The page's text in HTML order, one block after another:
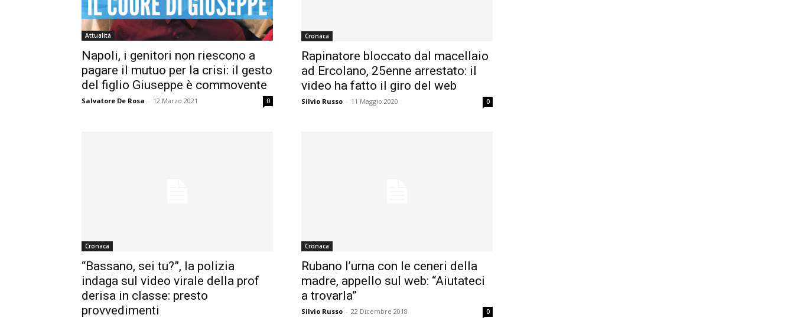
Attualità
Napoli, i genitori non riescono a
pagare il mutuo per la crisi: il gesto
del figlio Giuseppe è commovente
Salvatore De Rosa - 12 Marzo 2021 0
Cronaca
Rapinatore bloccato dal macellaio
ad Ercolano, 25enne arrestato: il
video ha fatto il giro del web
Silvio Russo - 11 Maggio 2020 0
Cronaca
“Bassano, sei tu?”, la polizia
indaga sul video virale della prof
derisa in classe: presto
provvedimenti
Cronaca
Rubano l’urna con le ceneri della
madre, appello sul web: “Aiutateci
a trovarla”
Silvio Russo - 22 Dicembre 2018 0